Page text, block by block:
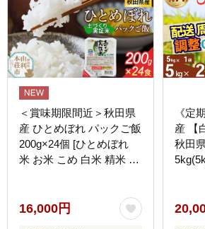
＜賞味期限間近＞秋田県
産 ひとめぼれ パックご飯
200g×24個 [ひとめぼれ
米 お米 こめ 白米 精米 ブ
田県産 秋田県 由利本荘
16,000円
《定
産 【
秋田
白米
北